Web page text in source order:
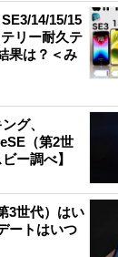
14/15/15
リー耐久テ
果は？＜み
グ、
（第2世
ー調べ】
3世代）はい
ートはいつ